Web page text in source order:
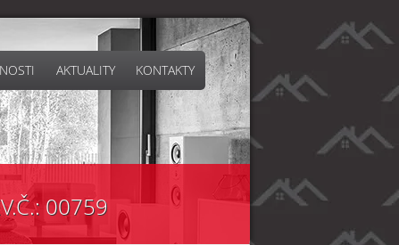
AKTUALITY KONTAKTY
00759